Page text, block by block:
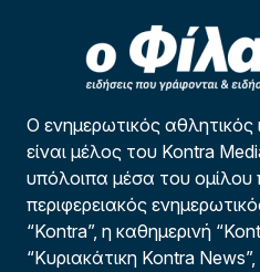
Ο ενημερωτικός
είναι μέλος του Kontra
υπόλοιπα μέσα του ομίλου
περιφερειακός
“Kontra”, η καθημερινή
“Κυριακάτικη Kontra